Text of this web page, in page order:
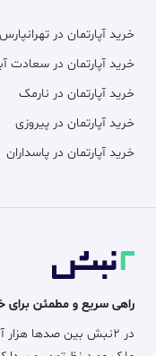
خرید آپارتمان در تهرانپارس
خرید آپارتمان در سعادت
خرید آپارتمان در نارمک
خرید آپارتمان در پیروزی
خرید آپارتمان در پاسداران
راهی سریع و مطمئن برای
در ۲نبش بین صدها